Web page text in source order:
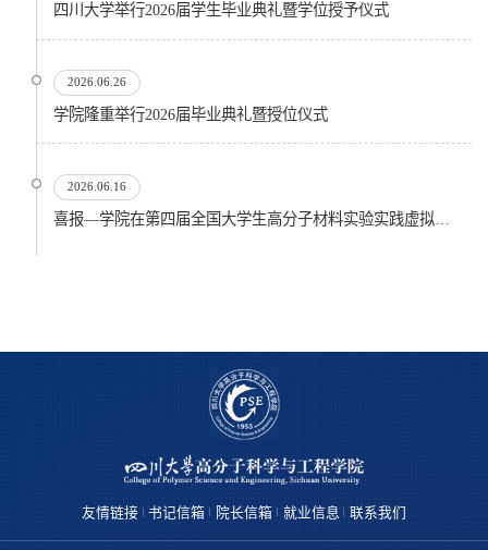
四川大学举行2026届学生毕业典礼暨学位授予仪式
2026.06.26
​学院隆重举行2026届毕业典礼暨授位仪式
2026.06.16
友情链接 书记信箱 院长信箱 就业信息 联系我们